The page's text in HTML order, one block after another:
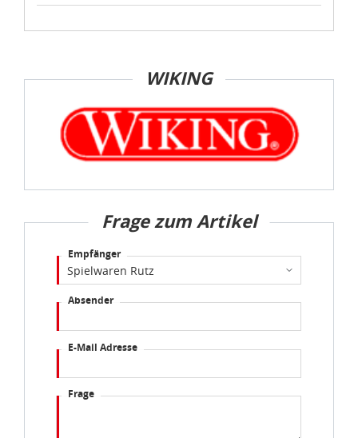
WIKING
Frage zum Artikel
Empfänger
Absender
E-Mail Adresse
Frage